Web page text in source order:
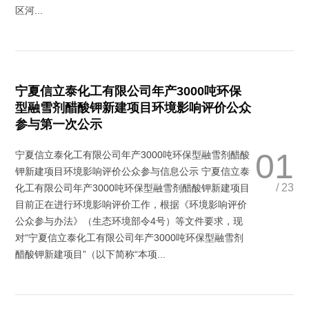
区河...
宁夏信立泰化工有限公司年产3000吨环保
型融雪剂醋酸钾新建项目环境影响评价公众
参与第一次公示
宁夏信立泰化工有限公司年产3000吨环保型融雪剂醋酸
钾新建项目环境影响评价公众参与信息公示 宁夏信立泰
化工有限公司年产3000吨环保型融雪剂醋酸钾新建项目
目前正在进行环境影响评价工作，根据《环境影响评价
公众参与办法》（生态环境部令4号）等文件要求，现
对“宁夏信立泰化工有限公司年产3000吨环保型融雪剂
醋酸钾新建项目”（以下简称“本项...
01
/ 23